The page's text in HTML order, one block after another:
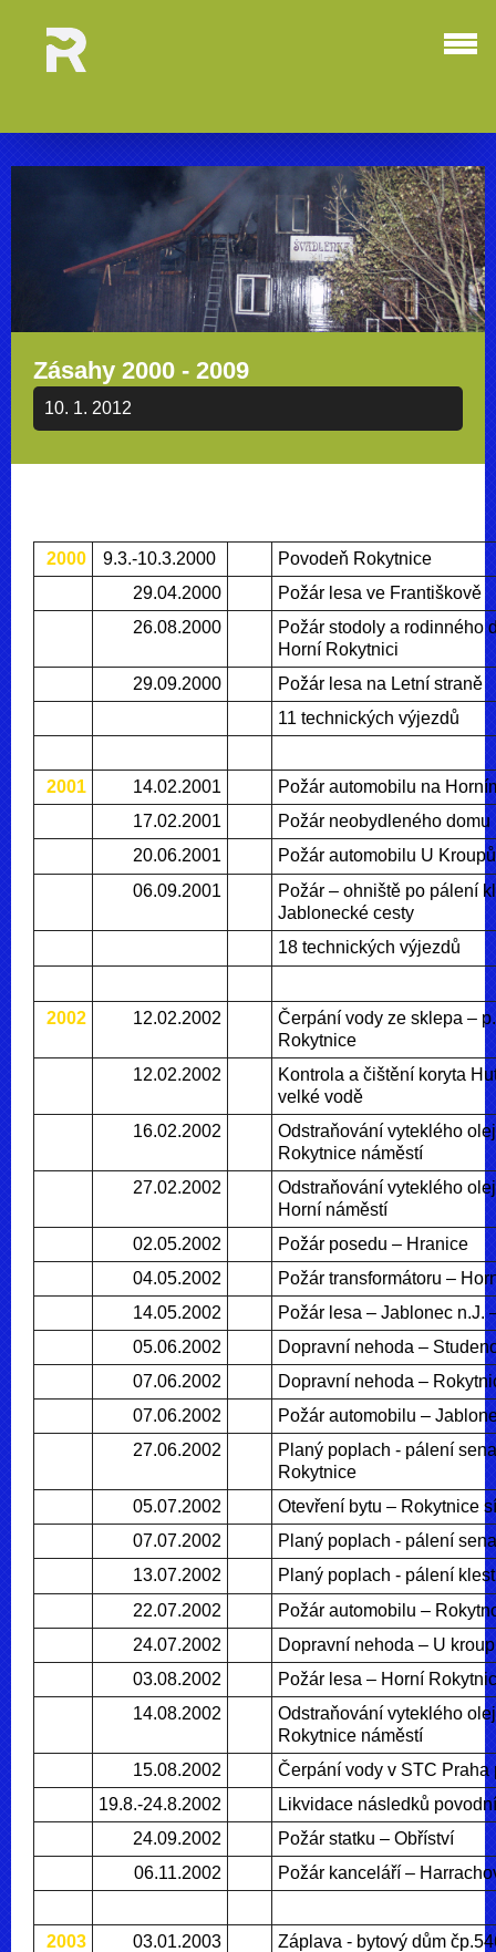
Zásahy 2000 - 2009
10. 1. 2012
2000 9.3.-10.3.2000
Povodeň Rokytnice
29.04.2000
Požár lesa ve Františkově
26.08.2000
Požár stodoly a rodinného
Horní Rokytnici
29.09.2000
Požár lesa na Letní straně
11 technických výjezdů
2001 14.02.2001
Požár automobilu na
17.02.2001
Požár neobydleného domu
20.06.2001
Požár automobilu U Kroupů
06.09.2001
Požár – ohniště po pálení
Jablonecké cesty
18 technických výjezdů
2002 12.02.2002
Čerpání vody ze sklepa –
Rokytnice
12.02.2002
Kontrola a čištění koryta
velké vodě
16.02.2002
Odstraňování vyteklého
Rokytnice náměstí
27.02.2002
Odstraňování vyteklého
Horní náměstí
02.05.2002
Požár posedu – Hranice
04.05.2002
Požár transformátoru –
14.05.2002
Požár lesa – Jablonec n.J.
05.06.2002
Dopravní nehoda –
07.06.2002
Dopravní nehoda –
07.06.2002
Požár automobilu –
27.06.2002
Planý poplach - pálení
Rokytnice
05.07.2002
Otevření bytu – Rokytnice
07.07.2002
Planý poplach - pálení
13.07.2002
Planý poplach - pálení
22.07.2002
Požár automobilu –
24.07.2002
Dopravní nehoda – U
03.08.2002
Požár lesa – Horní
14.08.2002
Odstraňování vyteklého
Rokytnice náměstí
15.08.2002
Čerpání vody v STC
19.8.-24.8.2002
Likvidace následků
24.09.2002
Požár statku – Obříství
06.11.2002
Požár kanceláří –
2003 03.01.2003
Záplava - bytový dům